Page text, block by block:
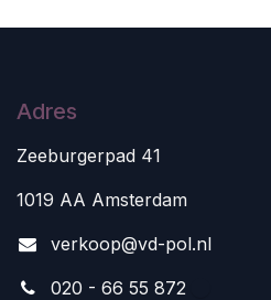
Adres
Zeeburgerpad 41
1019 AA Amsterdam
verkoop@vd-pol.nl
020 - 66 55 872